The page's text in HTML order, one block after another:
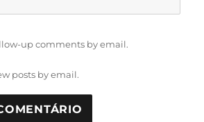
up comments by email.
posts by email.